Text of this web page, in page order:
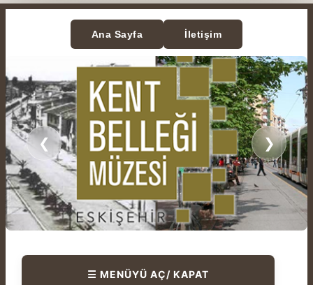
Ana Sayfa İletişim
❮ ❯